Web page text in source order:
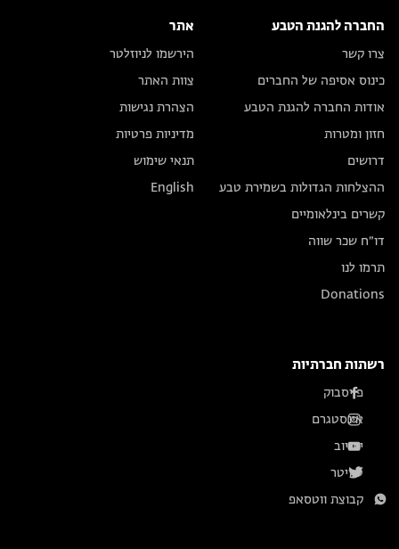
החברה להגנת הטבע
צרו קשר
כינוס אסיפה של החברים
אודות החברה להגנת הטבע
חזון ומטרות
דרושים
ההצלחות הגדולות בשמירת טבע
קשרים בינלאומיים
דו״ח שכר שווה
תרמו לנו
Donations
אתר
הירשמו לניוזלטר
צוות האתר
הצהרת נגישות
מדיניות פרטיות
תנאי שימוש
English
רשתות חברתיות
פייסבוק
אינסטגרם
יוטיוב
טוויטר
קבוצת ווטסאפ